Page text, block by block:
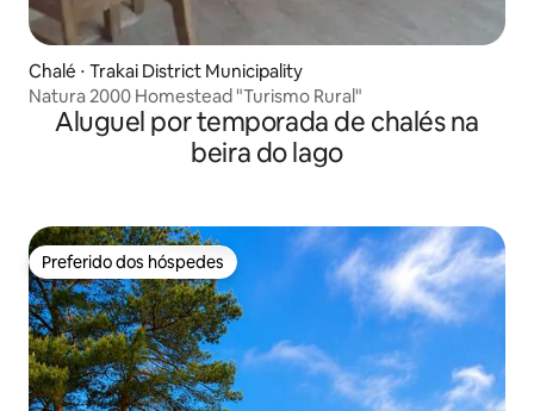
Chalé ⋅ Trakai District Municipality
Natura 2000 Homestead "Turismo Rural"
Aluguel por temporada de chalés na
beira do lago
Preferido dos hóspedes
Preferido dos hóspedes